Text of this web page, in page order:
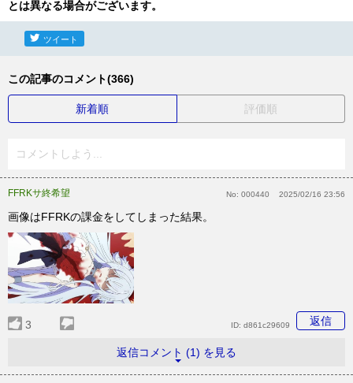
とは異なる場合がございます。
ツイート
この記事のコメント(366)
新着順 評価順
コメントしよう...
FFRKサ終希望 No: 000440 2025/02/16 23:56
画像はFFRKの課金をしてしまった結果。
3 返信
ID: d861c29609
返信コメント (1) を見る